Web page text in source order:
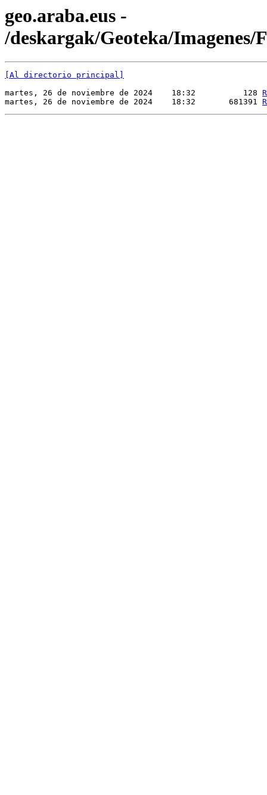
geo.araba.eus -
/deskargak/Geoteka/Imagenes/
[Al directorio principal]
martes, 26 de noviembre de 2024    18:32          128
martes, 26 de noviembre de 2024    18:32       681391